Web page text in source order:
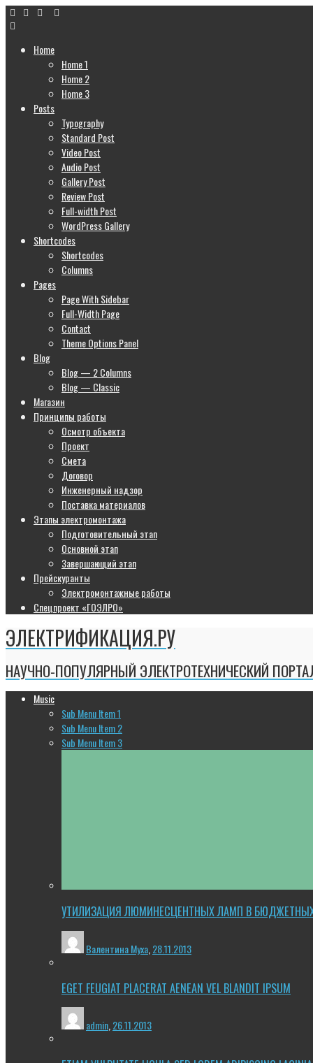
Home
Home 1
Home 2
Home 3
Posts
Typography
Standard Post
Video Post
Audio Post
Gallery Post
Review Post
Full-width Post
WordPress Gallery
Shortcodes
Shortcodes
Columns
Pages
Page With Sidebar
Full-Width Page
Contact
Theme Options Panel
Blog
Blog — 2 Columns
Blog — Classic
Магазин
Принципы работы
Осмотр объекта
Проект
Смета
Договор
Инженерный надзор
Поставка материалов
Этапы электромонтажа
Подготовительный этап
Основной этап
Завершающий этап
Прейскуранты
Электромонтажные работы
Спецпроект «ГОЭЛРО»
ЭЛЕКТРИФИКАЦИЯ.РУ
НАУЧНО-ПОПУЛЯРНЫЙ ЭЛЕКТРОТЕХНИЧЕСКИЙ
Music
Sub Menu Item 1
Sub Menu Item 2
Sub Menu Item 3
УТИЛИЗАЦИЯ ЛЮМИНЕСЦЕНТНЫХ ЛАМП В
Валентина Муха 28.11.2013
EGET FEUGIAT PLACERAT AENEAN VEL BLANDIT IPSUM
admin,26.11.2013